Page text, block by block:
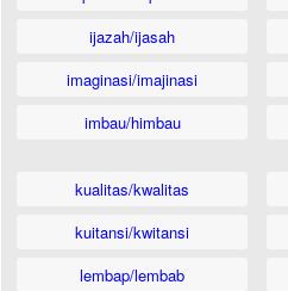
ijazah/ijasah
imaginasi/imajinasi
imbau/himbau
kualitas/kwalitas
kuitansi/kwitansi
lembap/lembab